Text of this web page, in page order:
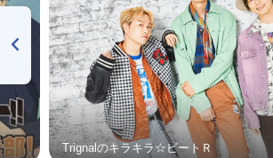
Trignalのキラキラ☆ビートＲ